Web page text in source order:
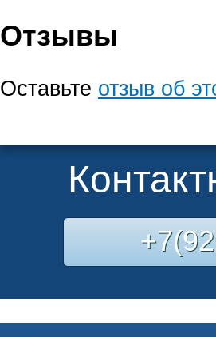
Отзывы
Оставьте отзыв об